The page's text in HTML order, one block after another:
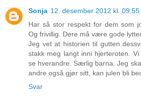
Sonja 12. desember 2012 kl. 09:55
Har så stor respekt for dem som
Og frivillig. Dere må være gode
Jeg vet at historien til gutten
stakk meg langt inni hjerteroten.
se hverandre. Særlig barna. Jeg
andre også gjør sitt, kan julen bli
Svar